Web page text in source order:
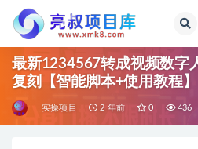
最新1234567转成视频数字
复刻【智能脚本+使用教程】
实操项目 2 年前 0 436